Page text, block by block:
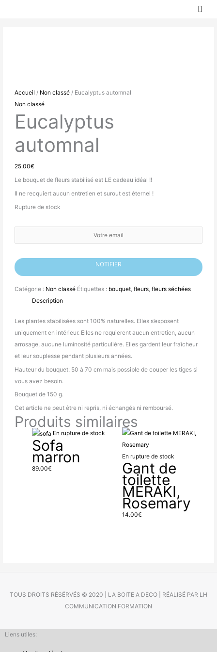
Accueil / Non classé / Eucalyptus automnal
Non classé
Eucalyptus
automnal
25.00€
Le bouquet de fleurs stabilisé est LE cadeau idéal !!
Il ne recquiert aucun entretien et surout est éternel !
Rupture de stock
NOTIFIER
Catégorie : Non classé Étiquettes : bouquet ,fleurs ,fleurs séchées
Description
Les plantes stabilisées sont 100% naturelles. Elles s’exposent
uniquement en intérieur. Elles ne requierent aucun entretien, aucun
arrosage, aucune luminosité particulière. Elles gardent leur fraîcheur
et leur souplesse pendant plusieurs années.
Hauteur du bouquet: 50 à 70 cm mais possible de couper les tiges si
vous avez besoin.
Bouquet de 150 g.
Cet article ne peut être ni repris, ni échangés ni remboursé.
Produits similaires
En rupture de stock
Sofa
marron
89.00€
En rupture de stock
Gant de
toilette
MERAKI,
Rosemary
14.00€
TOUS DROITS RÉSÉRVÉS © 2020 | LA BOITE A DECO | RÉALISÉ PAR LH
COMMUNICATION FORMATION
Liens utiles: